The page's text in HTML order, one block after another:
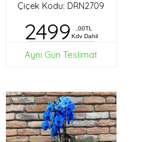
Çiçek Kodu: DRN2709
2499
,00TL
Kdv Dahil
Aynı Gün Teslimat